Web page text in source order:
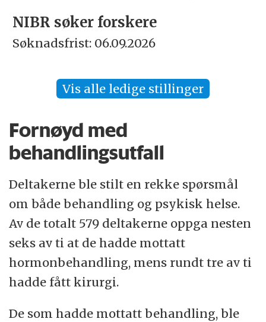
NIBR søker forskere
Søknadsfrist: 06.09.2026
Vis alle ledige stillinger
Fornøyd med
behandlingsutfall
Deltakerne ble stilt en rekke spørsmål
om både behandling og psykisk helse.
Av de totalt 579 deltakerne oppga nesten
seks av ti at de hadde mottatt
hormonbehandling, mens rundt tre av ti
hadde fått kirurgi.
De som hadde mottatt behandling, ble